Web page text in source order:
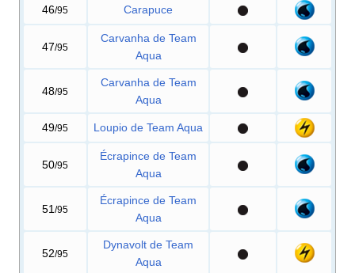
46/95 Carapuce
47/95
Carvanha de Team
Aqua
48/95
Carvanha de Team
Aqua
49/95 Loupio de Team Aqua
50/95
Écrapince de Team
Aqua
51 /95
Écrapince de Team
Aqua
52/95
Dynavolt de Team
Aqua